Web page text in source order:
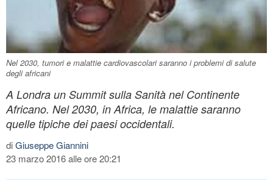
Nel 2030, tumori e malattie cardiovascolari saranno i problemi di salute
degli africani
A Londra un Summit sulla Sanità nel Continente
Africano. Nel 2030, in Africa, le malattie saranno
quelle tipiche dei paesi occidentali.
diGiuseppe Giannini
23 marzo 2016 alle ore 20:21